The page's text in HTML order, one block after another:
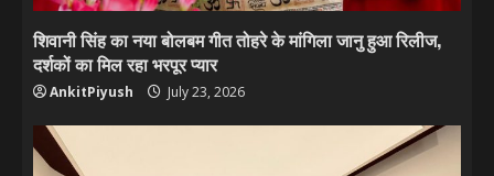
शिवानी सिंह का नया बोलबम गीत तोहरे के मांगिला जानु हुआ रिलीज,
दर्शकों का मिल रहा भरपूर प्यार
AnkitPiyush July 23, 2026